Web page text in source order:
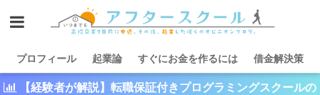
プロフィール 起業論 すぐにお金を作るには 借金解決策
【経験者が解説】転職保証付きプログラミングスクールの